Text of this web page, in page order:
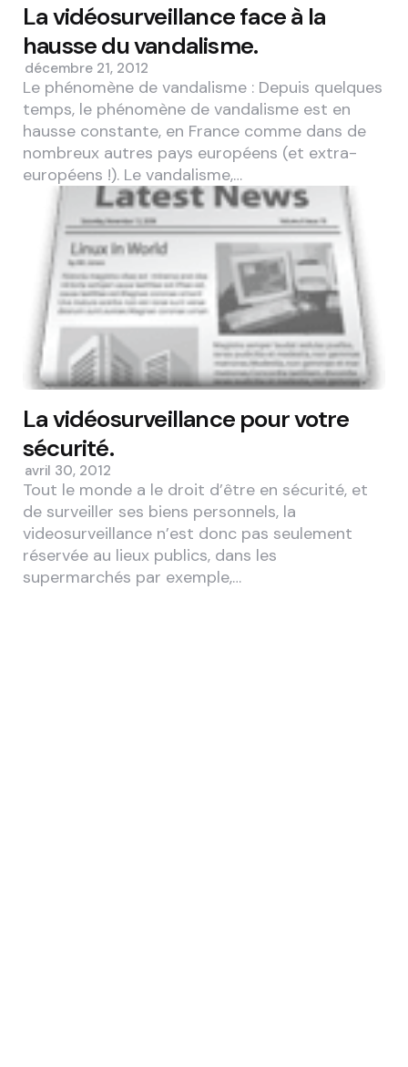
La vidéosurveillance face à la
hausse du vandalisme.
décembre 21, 2012
Le phénomène de vandalisme : Depuis quelques
temps, le phénomène de vandalisme est en
hausse constante, en France comme dans de
nombreux autres pays européens (et extra-
européens !). Le vandalisme,…
La vidéosurveillance pour votre
sécurité.
avril 30, 2012
Tout le monde a le droit d’être en sécurité, et
de surveiller ses biens personnels, la
videosurveillance n’est donc pas seulement
réservée au lieux publics, dans les
supermarchés par exemple,…